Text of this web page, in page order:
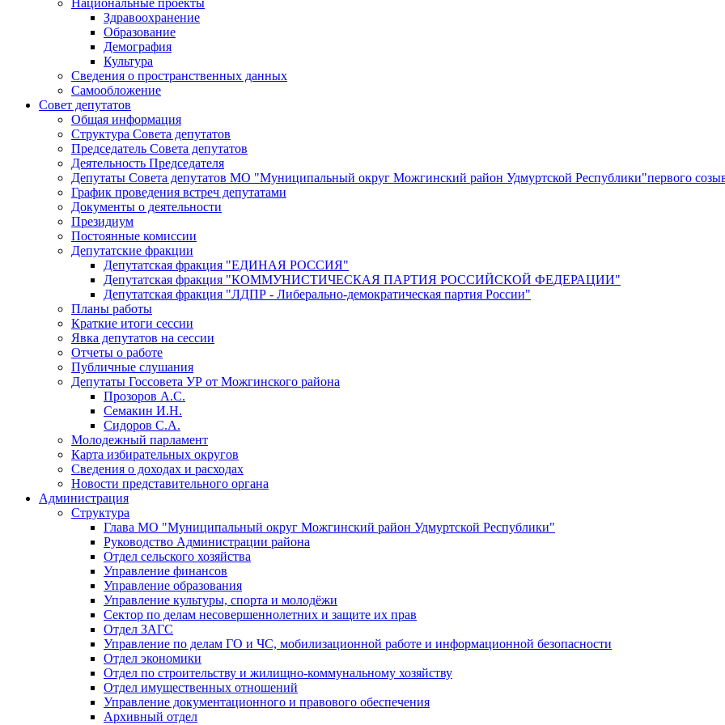
Здравоохранение
Образование
Демография
Культура
Сведения о пространственных данных
Самообложение
Совет депутатов
Общая информация
Структура Совета депутатов
Председатель Совета депутатов
Деятельность Председателя
Депутаты Совета депутатов МО "Муниципальный округ Можгинский район Удмуртской Республики"первого
График проведения встреч депутатами
Документы о деятельности
Президиум
Постоянные комиссии
Депутатские фракции
Депутатская фракция "ЕДИНАЯ РОССИЯ"
Депутатская фракция "КОММУНИСТИЧЕСКАЯ ПАРТИЯ РОССИЙСКОЙ ФЕДЕРАЦИИ"
Депутатская фракция "ЛДПР - Либерально-демократическая партия России"
Планы работы
Краткие итоги сессии
Явка депутатов на сессии
Отчеты о работе
Публичные слушания
Депутаты Госсовета УР от Можгинского района
Прозоров А.С.
Семакин И.Н.
Сидоров С.А.
Молодежный парламент
Карта избирательных округов
Сведения о доходах и расходах
Новости представительного органа
Администрация
Структура
Глава МО "Муниципальный округ Можгинский район Удмуртской Республики"
Руководство Администрации района
Отдел сельского хозяйства
Управление финансов
Управление образования
Управление культуры, спорта и молодёжи
Сектор по делам несовершеннолетних и защите их прав
Отдел ЗАГС
Управление по делам ГО и ЧС, мобилизационной работе и информационной безопасности
Отдел экономики
Отдел по строительству и жилищно-коммунальному хозяйству
Отдел имущественных отношений
Управление документационного и правового обеспечения
Архивный отдел